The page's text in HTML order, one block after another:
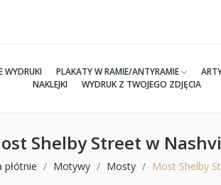
WYDRUKI PLAKATY W RAMIE/ANTYRAMIE
NAKLEJKI
WYDRUK Z TWOJEGO ZDJĘCIA
Shelby Street w
płótnie Motywy Mosty Most Shelby